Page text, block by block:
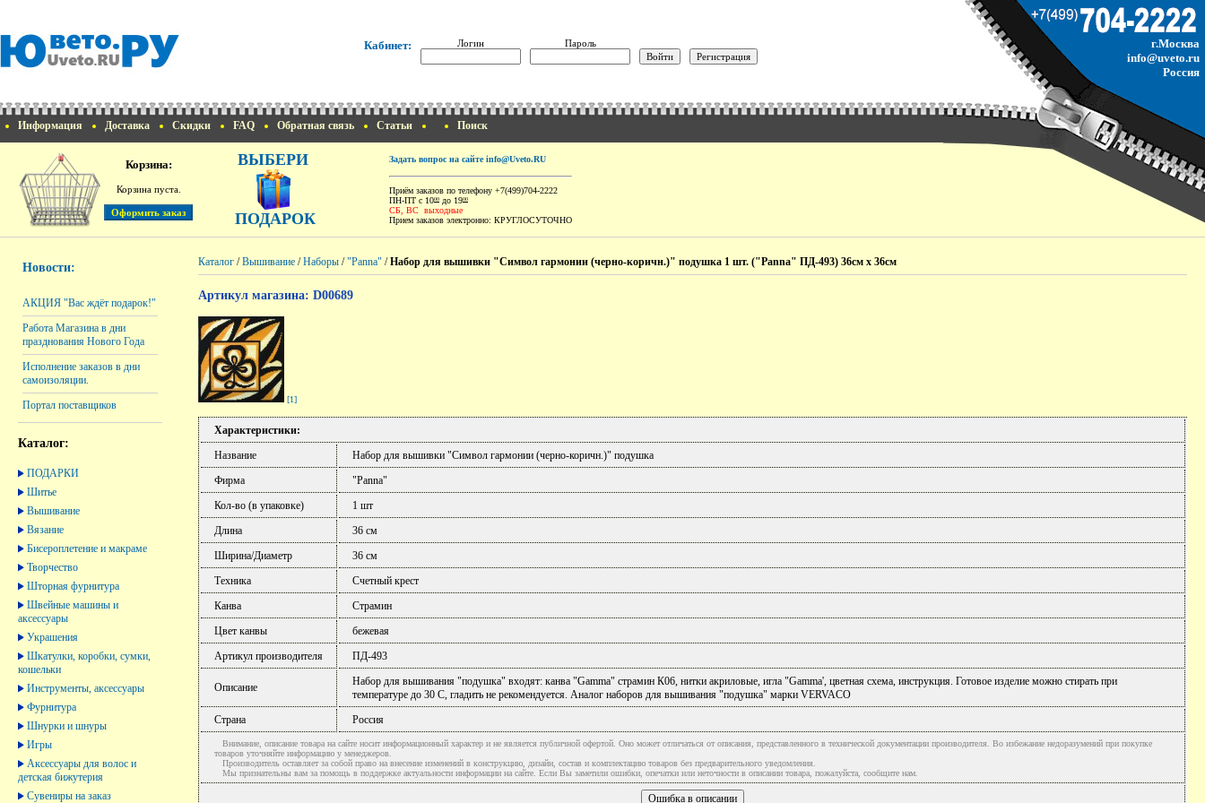
Кабинет: Логин Пароль
г.Москва
info@uveto.ru
Россия
Информация Доставка Скидки FAQ Обратная связь Статьи Поиск
Корзина:
Корзина пуста.
ВЫБЕРИ
ПОДАРОК
Задать вопрос на сайте info@Uveto.RU
Приём заказов по телефону +7(499)704-2222
ПН-ПТ с 1000 до 1900
СБ, ВС выходные
Прием заказов электронно: КРУГЛОСУТОЧНО
Новости:
АКЦИЯ "Вас ждёт подарок!"
Работа Магазина в дни
празднования Нового Года
Исполнение заказов в дни
самоизоляции.
Портал поставщиков
Каталог:
ПОДАРКИ
Шитье
Вышивание
Вязание
Бисероплетение и макраме
Творчество
Шторная фурнитура
Швейные машины и
аксессуары
Украшения
Шкатулки, коробки, сумки,
кошельки
Инструменты, аксессуары
Фурнитура
Шнурки и шнуры
Игры
Аксессуары для волос и
детская бижутерия
Сувениры на заказ
Каталог /Вышивание /Наборы /"Panna" /Набор для вышивки "Символ гармонии (черно-коричн.)" подушка 1 шт. ("Panna" ПД-493) 36см х 36см
Артикул магазина: D00689
[1]
Характеристики:
Название
Набор для вышивки "Символ гармонии (черно-коричн.)" подушка
Фирма
"Panna"
Кол-во (в упаковке)
1 шт
Длина
36 см
Ширина/Диаметр
36 см
Техника
Счетный крест
Канва
Страмин
Цвет канвы
бежевая
Артикул производителя
ПД-493
Описание
Набор для вышивания "подушка" входят: канва "Gamma" страмин К06, нитки акриловые, игла "Gamma', цветная схема, инструкция. Готовое изделие можно стирать при
температуре до 30 С, гладить не рекомендуется. Аналог наборов для вышивания "подушка" марки VERVACO
Страна
Россия
Внимание, описание товара на сайте носит информационный характер и не является публичной офертой. Оно может отличаться от описания, представленного в технической документации производителя. Во избежание недоразумений при покупке
товаров уточняйте информацию у менеджеров.
Производитель оставляет за собой право на внесение изменений в конструкцию, дизайн, состав и комплектацию товаров без предварительного уведомления.
Мы признательны вам за помощь в поддержке актуальности информации на сайте. Если Вы заметили ошибки, опечатки или неточности в описании товара, пожалуйста, сообщите нам.